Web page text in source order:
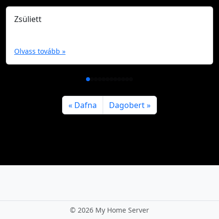
Zsüliett
Olvass tovább »
Dafna Dagobert
© 2026 My Home Server